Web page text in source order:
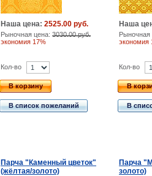
Наша цена: 2525.00 руб.
Рыночная цена: 3030.00 руб.
экономия 17%
Наша
экономия
Кол-во
В корзину
В список пожеланий
Кол-во
В
В
Парча "Каменный цветок"
(жёлтая/золото)
Парча
золото)